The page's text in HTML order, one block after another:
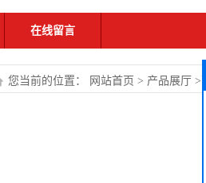
在线留言
您当前的位置： 网站首页 > 产品展厅 >